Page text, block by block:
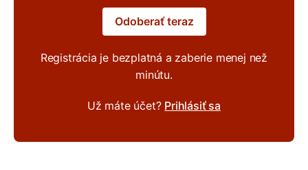
Odoberať teraz
Registrácia je bezplatná a zaberie menej než
minútu.
Už máte účet? Prihlásiť sa